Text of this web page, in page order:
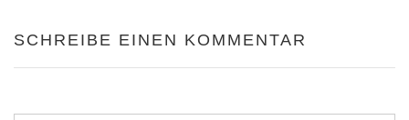
SCHREIBE EINEN KOMMENTAR